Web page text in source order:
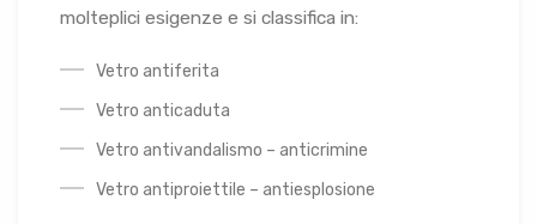
molteplici esigenze e si classifica in:
Vetro antiferita
Vetro anticaduta
Vetro antivandalismo – anticrimine
Vetro antiproiettile – antiesplosione